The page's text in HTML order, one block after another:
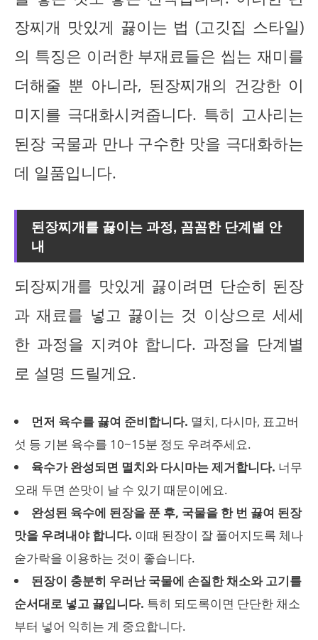
장찌개 맛있게 끓이는 법 (고깃집 스타일)
의 특징은 이러한 부재료들은 씹는 재미를
더해줄 뿐 아니라, 된장찌개의 건강한 이
미지를 극대화시켜줍니다. 특히 고사리는
된장 국물과 만나 구수한 맛을 극대화하는
데 일품입니다.
된장찌개를 끓이는 과정, 꼼꼼한 단계별 안
내
되장찌개를 맛있게 끓이려면 단순히 된장
과 재료를 넣고 끓이는 것 이상으로 세세
한 과정을 지켜야 합니다. 과정을 단계별
로 설명 드릴게요.
먼저 육수를 끓여 준비합니다. 멸치, 다시마, 표고버
섯 등 기본 육수를 10~15분 정도 우려주세요.
육수가 완성되면 멸치와 다시마는 제거합니다. 너무
오래 두면 쓴맛이 날 수 있기 때문이에요.
완성된 육수에 된장을 푼 후, 국물을 한 번 끓여 된장
맛을 우려내야 합니다. 이때 된장이 잘 풀어지도록 체나
숟가락을 이용하는 것이 좋습니다.
된장이 충분히 우러난 국물에 손질한 채소와 고기를
순서대로 넣고 끓입니다. 특히 되도록이면 단단한 채소
부터 넣어 익히는 게 중요합니다.